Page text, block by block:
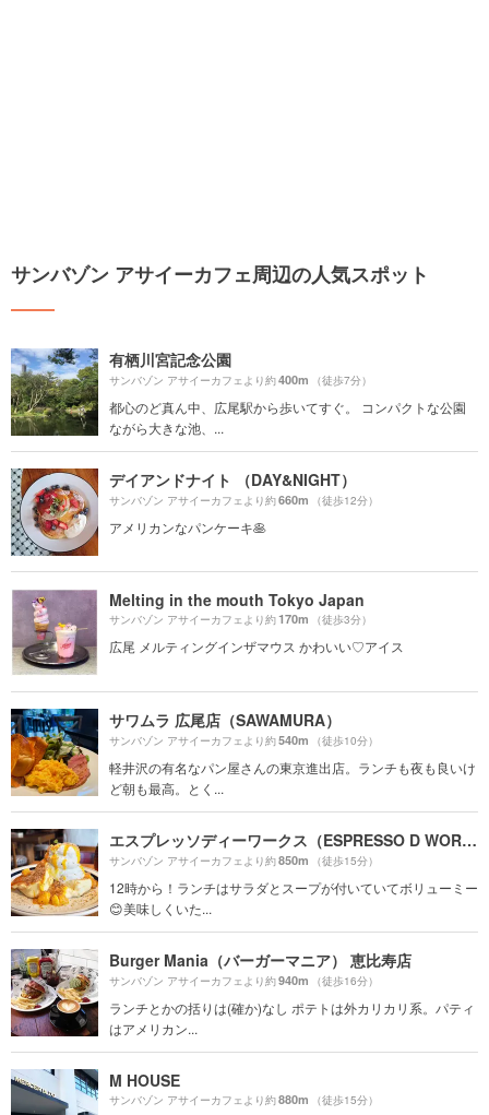
サンバゾン アサイーカフェ周辺の人気スポット
有栖川宮記念公園
サンバゾン アサイーカフェより約400m （徒歩7分）
都心のど真ん中、広尾駅から歩いてすぐ。 コンパクトな公園
ながら大きな池、...
デイアンドナイト （DAY&NIGHT）
サンバゾン アサイーカフェより約660m （徒歩12分）
アメリカンなパンケーキ🥞
Melting in the mouth Tokyo Japan
サンバゾン アサイーカフェより約170m （徒歩3分）
広尾 メルティングインザマウス かわいい♡アイス
サワムラ 広尾店（SAWAMURA）
サンバゾン アサイーカフェより約540m （徒歩10分）
軽井沢の有名なパン屋さんの東京進出店。ランチも夜も良いけ
ど朝も最高。とく...
エスプレッソディーワークス（ESPRESSO D WORKS）
サンバゾン アサイーカフェより約850m （徒歩15分）
12時から！ランチはサラダとスープが付いていてボリューミー
😊美味しくいた...
Burger Mania（バーガーマニア） 恵比寿店
サンバゾン アサイーカフェより約940m （徒歩16分）
ランチとかの括りは(確か)なし ポテトは外カリカリ系。パティ
はアメリカン...
M HOUSE
サンバゾン アサイーカフェより約880m （徒歩15分）